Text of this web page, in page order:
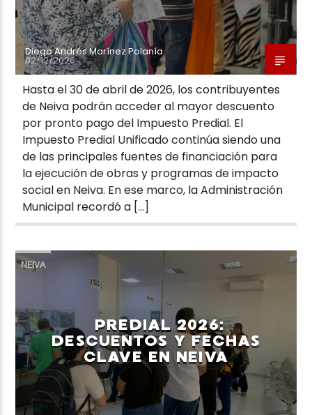
Diego Andrés Marínez Polanía
02/12/2026
Hasta el 30 de abril de 2026, los contribuyentes
de Neiva podrán acceder al mayor descuento
por pronto pago del Impuesto Predial. El
Impuesto Predial Unificado continúa siendo una
de las principales fuentes de financiación para
la ejecución de obras y programas de impacto
social en Neiva. En ese marco, la Administración
Municipal recordó a […]
NEIVA
PREDIAL 2026:
DESCUENTOS Y FECHAS
CLAVE EN NEIVA